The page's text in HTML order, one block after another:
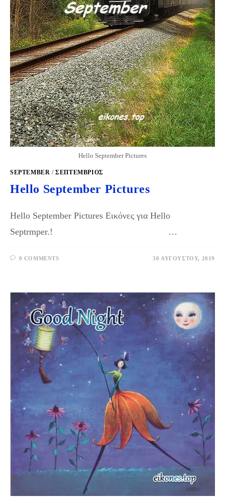
Hello September Pictures
SEPTEMBER /ΣΕΠΤΈΜΒΡΙΟΣ
Hello September Pictures
Hello September Pictures Εικόνες για Hello
Septrmper.! …
0 COMMENTS 30 ΑΥΓΟΎΣΤΟΥ, 2019